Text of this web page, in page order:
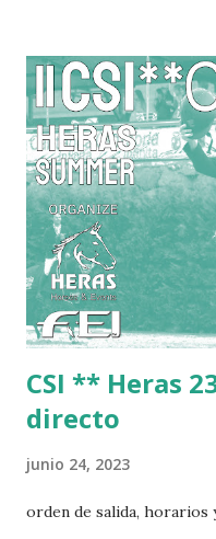
CSI ** Heras
directo
junio 24, 2023
orden de salida, horarios